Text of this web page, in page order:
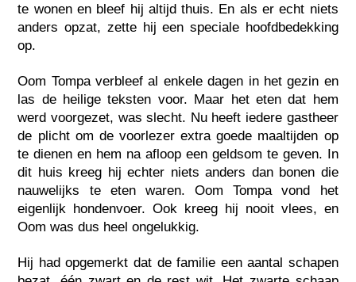
te wonen en bleef hij altijd thuis. En als er echt niets
anders opzat, zette hij een speciale hoofdbedekking
op.
Oom Tompa verbleef al enkele dagen in het gezin en
las de heilige teksten voor. Maar het eten dat hem
werd voorgezet, was slecht. Nu heeft iedere gastheer
de plicht om de voorlezer extra goede maaltijden op
te dienen en hem na afloop een geldsom te geven. In
dit huis kreeg hij echter niets anders dan bonen die
nauwelijks te eten waren. Oom Tompa vond het
eigenlijk hondenvoer. Ook kreeg hij nooit vlees, en
Oom was dus heel ongelukkig.
Hij had opgemerkt dat de familie een aantal schapen